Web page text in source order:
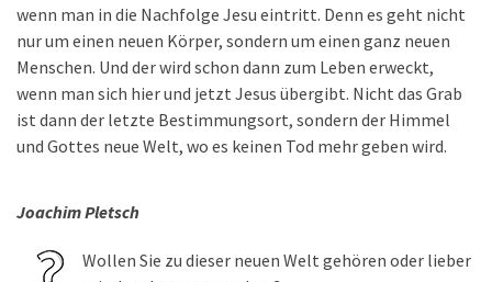
wenn man in die Nachfolge Jesu eintritt. Denn es geht nicht
nur um einen neuen Körper, sondern um einen ganz neuen
Menschen. Und der wird schon dann zum Leben erweckt,
wenn man sich hier und jetzt Jesus übergibt. Nicht das Grab
ist dann der letzte Bestimmungsort, sondern der Himmel
und Gottes neue Welt, wo es keinen Tod mehr geben wird.
Joachim Pletsch
Wollen Sie zu dieser neuen Welt gehören oder lieber